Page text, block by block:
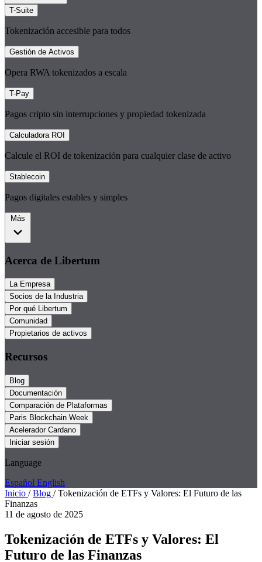
T-Suite
Tokenización accesible para todos
Gestión de Activos
Opera RWA tokenizados a escala
T-Pay
Pagos cripto sin interrupciones y propiedad tokenizada
Calculadora ROI
Calcule el ROI de tokenización para cualquier clase de activo
Stablecoin
Pagos digitales estables y simples
Más
Acerca de Libertum
La Empresa
Socios de la Industria
Por qué Libertum
Comunidad
Propietarios de activos
Recursos
Blog
Documentación
Comparación de Plataformas
Paris Blockchain Week
Acelerador Cardano
Iniciar sesión
Language
Español English
Inicio / Blog / Tokenización de ETFs y Valores: El Futuro de las
Finanzas
11 de agosto de 2025
Tokenización de ETFs y Valores: El
Futuro de las Finanzas